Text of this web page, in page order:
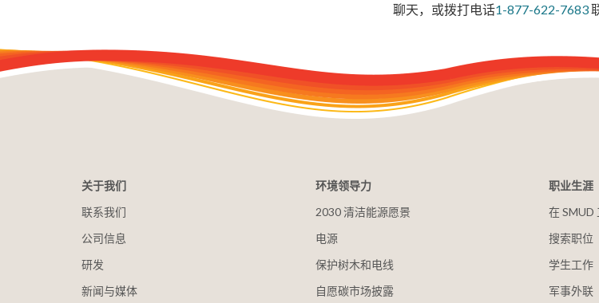
聊天，或拨打电话1-877-622-7683
关于我们
联系我们
公司信息
研发
新闻与媒体
环境领导力
2030 清洁能源愿景
电源
保护树木和电线
自愿碳市场披露
职业生涯
在 SMUD
搜索职位
学生工作
军事外联